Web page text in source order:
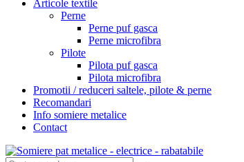
Articole textile
Perne
Perne puf gasca
Perne microfibra
Pilote
Pilota puf gasca
Pilota microfibra
Promotii / reduceri saltele, pilote & perne
Recomandari
Info somiere metalice
Contact